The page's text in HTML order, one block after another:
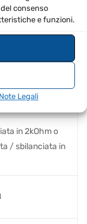
consenso
e funzioni.
Note Legali
Hot)
Filtro RF
50 Ohm
in 2kOhm o
/ sbilanciata in